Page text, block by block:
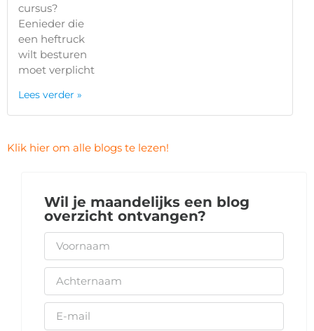
cursus?
Eenieder die
een heftruck
wilt besturen
moet verplicht
Lees verder »
Klik hier om alle blogs te lezen!
Wil je maandelijks een blog
overzicht ontvangen?